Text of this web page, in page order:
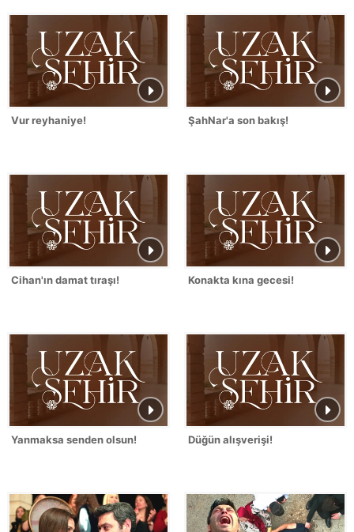
Vur reyhaniye! ŞahNar'a son bakış!
Cihan'ın damat tıraşı! Konakta kına gecesi!
Yanmaksa senden olsun! Düğün alışverişi!